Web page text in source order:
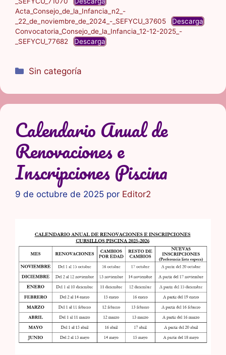
Acta_Consejo_de_la_Infancia_n2_-
_22_de_noviembre_de_2024_-_SEFYCU_37605
Descarga
Convocatoria_Consejo_de_la_Infancia_12-12-2025_-
_SEFYCU_77682
Descarga
Categorías
Sin categoría
Calendario Anual de
Renovaciones e
Inscripciones Piscina
9 de octubre de 2025 por Editor2